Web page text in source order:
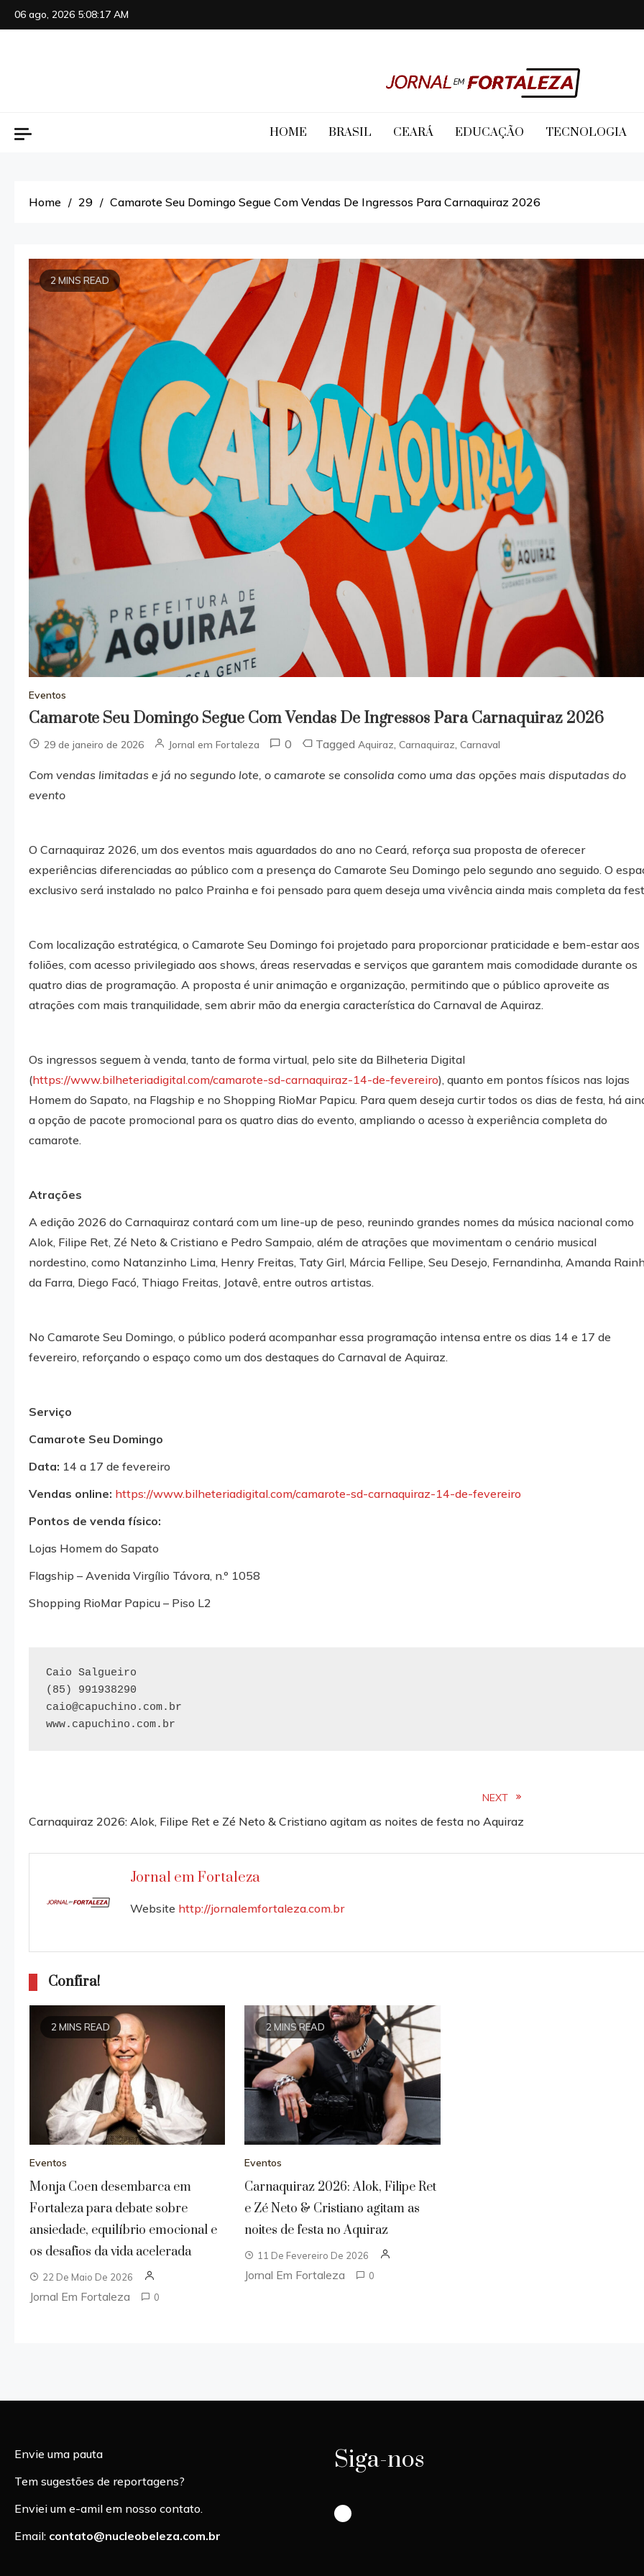
Skip
to
06 ago, 2026 5:08:18 AM
Jornal em Fortaleza
HOME BRASIL CEARÁ EDUCAÇÃO TECNOLOGIA
Home 29 Camarote Seu Domingo Segue Com Vendas De Ingressos Para Carnaquiraz 2026
2 MINS READ
Eventos
Camarote Seu Domingo Segue Com Vendas De Ingressos Para Carnaquiraz 2026
29 de janeiro de 2026 Jornal em Fortaleza 0 Tagged Aquiraz Carnaquiraz Carnaval
Com vendas limitadas e já no segundo lote, o camarote se consolida como uma das opções mais disputadas do
evento
O Carnaquiraz 2026, um dos eventos mais aguardados do ano no Ceará, reforça sua proposta de oferecer
experiências diferenciadas ao público com a presença do Camarote Seu Domingo pelo segundo ano seguido. O
exclusivo será instalado no palco Prainha e foi pensado para quem deseja uma vivência ainda mais completa da
Com localização estratégica, o Camarote Seu Domingo foi projetado para proporcionar praticidade e bem-estar aos
foliões, com acesso privilegiado aos shows, áreas reservadas e serviços que garantem mais comodidade durante os
quatro dias de programação. A proposta é unir animação e organização, permitindo que o público aproveite as
atrações com mais tranquilidade, sem abrir mão da energia característica do Carnaval de Aquiraz.
Os ingressos seguem à venda, tanto de forma virtual, pelo site da Bilheteria Digital
(https://www.bilheteriadigital.com/camarote-sd-carnaquiraz-14-de-fevereiro), quanto em pontos físicos nas lojas
Homem do Sapato, na Flagship e no Shopping RioMar Papicu. Para quem deseja curtir todos os dias de festa, há
a opção de pacote promocional para os quatro dias do evento, ampliando o acesso à experiência completa do
camarote.
Atrações
A edição 2026 do Carnaquiraz contará com um line-up de peso, reunindo grandes nomes da música nacional como
Alok, Filipe Ret, Zé Neto & Cristiano e Pedro Sampaio, além de atrações que movimentam o cenário musical
nordestino, como Natanzinho Lima, Henry Freitas, Taty Girl, Márcia Fellipe, Seu Desejo, Fernandinha, Amanda
da Farra, Diego Facó, Thiago Freitas, Jotavê, entre outros artistas.
No Camarote Seu Domingo, o público poderá acompanhar essa programação intensa entre os dias 14 e 17 de
fevereiro, reforçando o espaço como um dos destaques do Carnaval de Aquiraz.
Serviço
Camarote Seu Domingo
Data: 14 a 17 de fevereiro
Vendas online: https://www.bilheteriadigital.com/camarote-sd-carnaquiraz-14-de-fevereiro
Pontos de venda físico:
Lojas Homem do Sapato
Flagship – Avenida Virgílio Távora, n.º 1058
Shopping RioMar Papicu – Piso L2
Caio Salgueiro
caio@capuchino.com.br
www.capuchino.com.br
more
NEXT
Carnaquiraz 2026: Alok, Filipe Ret e Zé Neto & Cristiano agitam as noites de festa no Aquiraz
Jornal em Fortaleza
Website http://jornalemfortaleza.com.br
Confira!
2 MINS READ
Eventos
Monja Coen desembarca em
Fortaleza para debate sobre
ansiedade, equilíbrio emocional e
os desafios da vida acelerada
22 De Maio De 2026
Jornal Em Fortaleza 0
2 MINS READ
Eventos
Carnaquiraz 2026: Alok, Filipe Ret
e Zé Neto & Cristiano agitam as
noites de festa no Aquiraz
11 De Fevereiro De 2026
Jornal Em Fortaleza 0
Envie uma pauta
Tem sugestões de reportagens?
Enviei um e-amil em nosso contato.
Email: contato@nucleobeleza.com.br
Siga-nos
Instagram